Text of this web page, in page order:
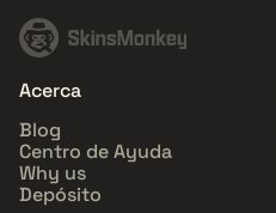
Acerca
Blog
Centro de Ayuda
Why us
Depósito